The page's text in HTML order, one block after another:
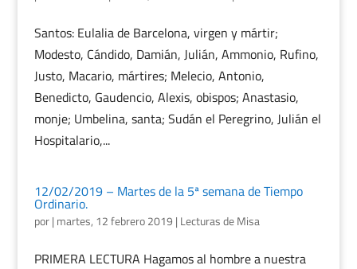
Santos: Eulalia de Barcelona, virgen y mártir;
Modesto, Cándido, Damián, Julián, Ammonio, Rufino,
Justo, Macario, mártires; Melecio, Antonio,
Benedicto, Gaudencio, Alexis, obispos; Anastasio,
monje; Umbelina, santa; Sudán el Peregrino, Julián el
Hospitalario,...
12/02/2019 – Martes de la 5ª semana de Tiempo
Ordinario.
por| martes, 12 febrero 2019 | Lecturas de Misa
PRIMERA LECTURA Hagamos al hombre a nuestra